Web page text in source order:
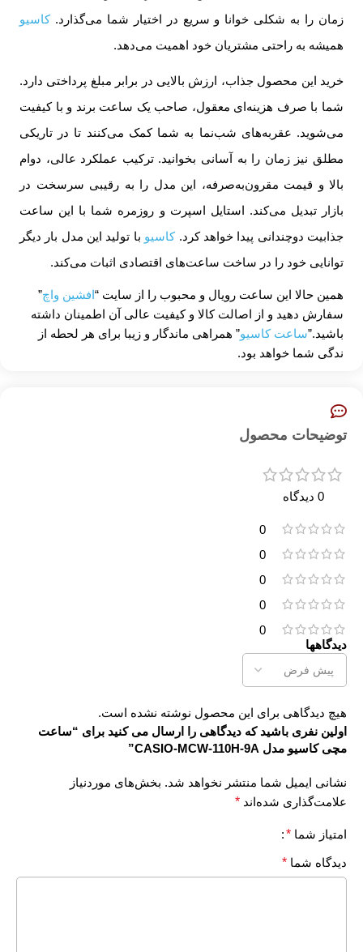
زمان را به شکلی خوانا و سریع در اختیار شما می‌گذارد.کاسیو
همیشه به راحتی مشتریان خود اهمیت می‌دهد.
خرید این محصول جذاب، ارزش بالایی در برابر مبلغ پرداختی دارد.
شما با صرف هزینه‌ای معقول، صاحب یک ساعت برند و با کیفیت
می‌شوید. عقربه‌های شب‌نما به شما کمک می‌کنند تا در تاریکی
مطلق نیز زمان را به آسانی بخوانید. ترکیب عملکرد عالی، دوام
بالا و قیمت مقرون‌به‌صرفه، این مدل را به رقیبی سرسخت در
بازار تبدیل می‌کند. استایل اسپرت و روزمره شما با این ساعت
جذابیت دوچندانی پیدا خواهد کرد.کاسیو با تولید این مدل بار دیگر
توانایی خود را در ساخت ساعت‌های اقتصادی اثبات می‌کند.
همین حالا این ساعت رویال و محبوب را از سایت “افشین واچ”
سفارش دهید و از اصالت کالا و کیفیت عالی آن اطمینان داشته
باشید.”ساعت کاسیو” همراهی ماندگار و زیبا برای هر لحطه از
ندگی شما خواهد بود.
توضیحات محصول
0 دیدگاه
0
0
0
0
0
دیدگاهها
هیچ دیدگاهی برای این محصول نوشته نشده است.
اولین نفری باشید که دیدگاهی را ارسال می کنید برای “ساعت
مچی کاسیو مدل CASIO-MCW-110H-9A”
نشانی ایمیل شما منتشر نخواهد شد. بخش‌های موردنیاز
علامت‌گذاری شده‌اند *
امتیاز شما *
دیدگاه شما *